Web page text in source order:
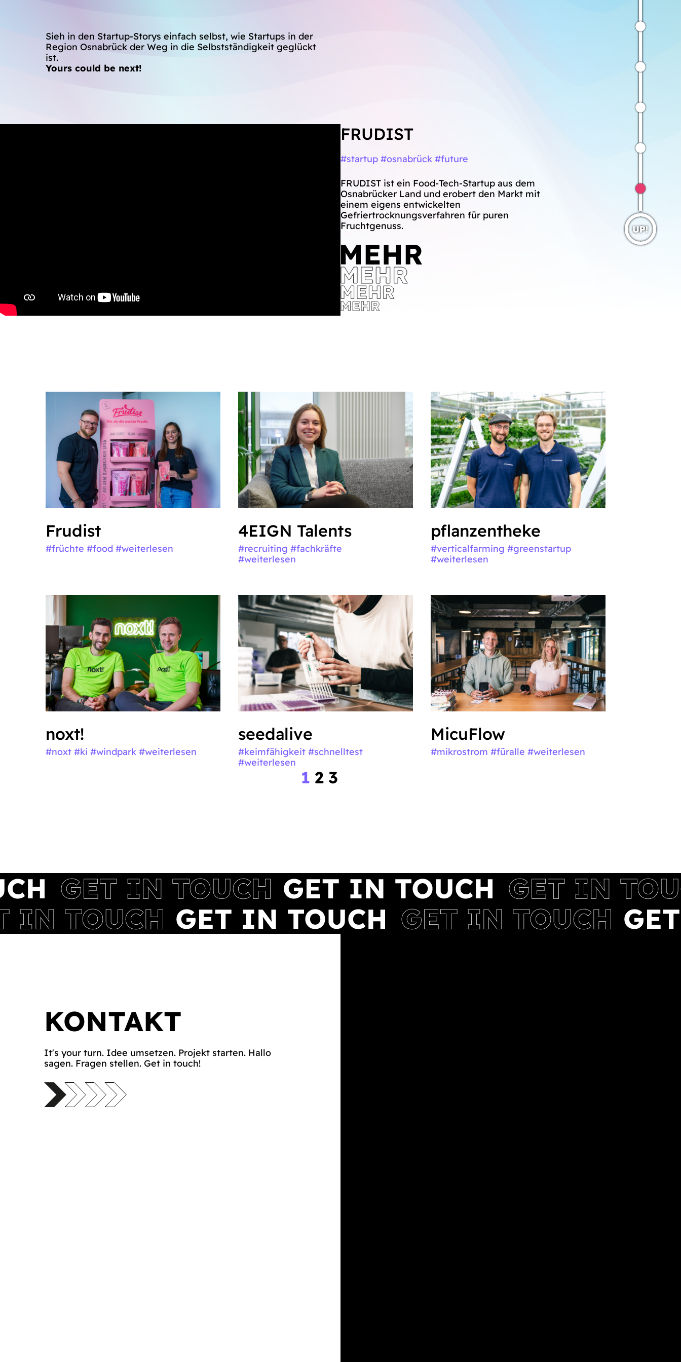
Sieh in den Startup-Storys einfach selbst, wie Startups in der
Region Osnabrück der Weg in die Selbstständigkeit geglückt
ist.
Yours could be next!
FRUDIST
#startup #osnabrück #future
FRUDIST ist ein Food-Tech-Startup aus dem
Osnabrücker Land und erobert den Markt mit
einem eigens entwickelten
Gefriertrocknungsverfahren für puren
Fruchtgenuss.
Frudist
#früchte #food #weiterlesen
4EIGN Talents
#recruiting #fachkräfte
#weiterlesen
pflanzentheke
#verticalfarming #greenstartup
#weiterlesen
noxt!
#noxt #ki #windpark #weiterlesen
seedalive
#keimfähigkeit #schnelltest
#weiterlesen
MicuFlow
#mikrostrom #füralle #weiterlesen
1 2 3
KONTAKT
It's your turn. Idee umsetzen. Projekt starten. Hallo
sagen. Fragen stellen. Get in touch!